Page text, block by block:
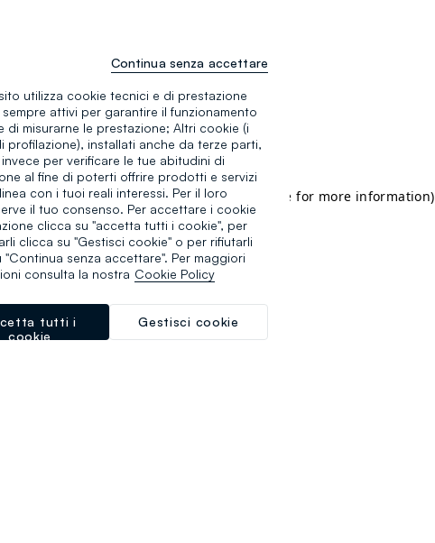
has occurred (see the browser console for more information)
utilizza cookie tecnici e di prestazione
sempre attivi per garantire il funzionamento
di misurarne le prestazione; Altri cookie (i
profilazione), installati anche da terze parti,
per verificare le tue abitudini di
al fine di poterti offrire prodotti e servizi
con i tuoi reali interessi. Per il loro
il tuo consenso. Per accettare i cookie
clicca su "accetta tutti i cookie", per
clicca su "Gestisci cookie" o per rifiutarli
"Continua senza accettare". Per maggiori
consulta la nostra Cookie Policy
Gestisci cookie
tutti i
cookie
Continua senza accettare